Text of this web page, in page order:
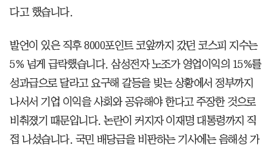
다고 했습니다.
발언이 있은 직후 8000포인트 코앞까지 갔던 코스피 지수는
5% 넘게 급락했습니다. 삼성전자 노조가 영업이익의 15%를
성과급으로 달라고 요구해 갈등을 빚는 상황에서 정부까지
나서서 기업 이익을 사회와 공유해야 한다고 주장한 것으로
비춰졌기 때문입니다. 논란이 커지자 이재명 대통령까지 직
접 나섰습니다. 국민 배당금을 비판하는 기사에는 음해성 가